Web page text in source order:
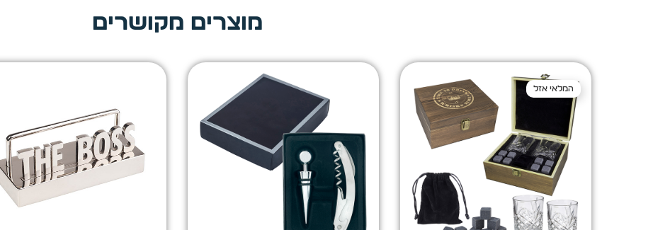
מוצרים מקושרים
המלאי אזל